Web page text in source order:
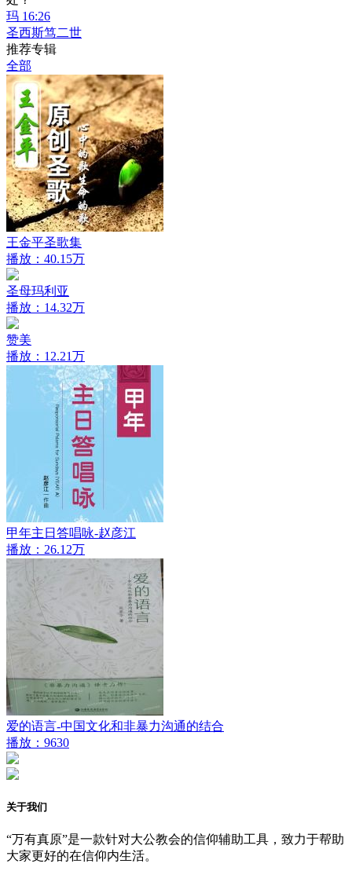
玛 16:26
圣西斯笃二世
推荐专辑
全部
王金平圣歌集
播放：40.15万
圣母玛利亚
播放：14.32万
赞美
播放：12.21万
甲年主日答唱咏-赵彦江
播放：26.12万
爱的语言-中国文化和非暴力沟通的结合
播放：9630
关于我们
“万有真原”是一款针对大公教会的信仰辅助工具，致力于帮助
大家更好的在信仰内生活。